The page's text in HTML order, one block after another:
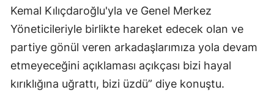
Kemal Kılıçdaroğlu'yla ve Genel Merkez
Yöneticileriyle birlikte hareket edecek olan ve
partiye gönül veren arkadaşlarımıza yola devam
etmeyeceğini açıklaması açıkçası bizi hayal
kırıklığına uğrattı, bizi üzdü” diye konuştu.